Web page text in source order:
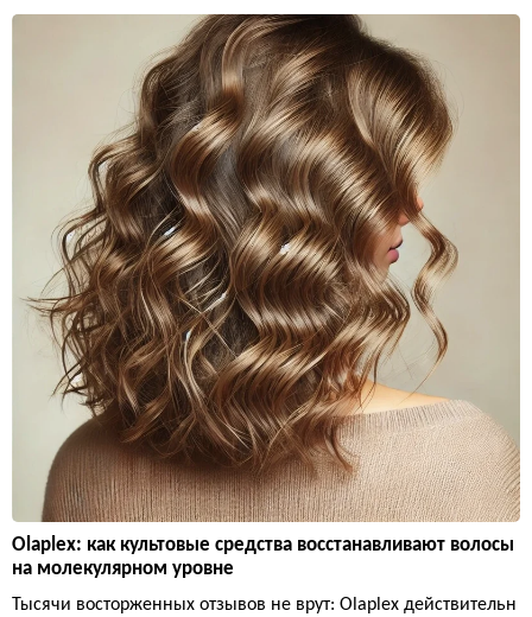
Olaplex: как культовые средства восстанавливают волосы
на молекулярном уровне
Тысячи восторженных отзывов не врут: Olaplex действительн